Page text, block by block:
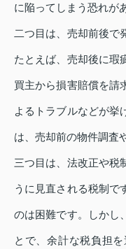
に陥ってしまう恐れが
二つ目は、売却前後で
たとえば、売却後に瑕
買主から損害賠償を請
よるトラブルなどが挙
は、売却前の物件調査
三つ目は、法改正や税
うに見直される税制で
のは困難です。しかし
とで、余計な税負担